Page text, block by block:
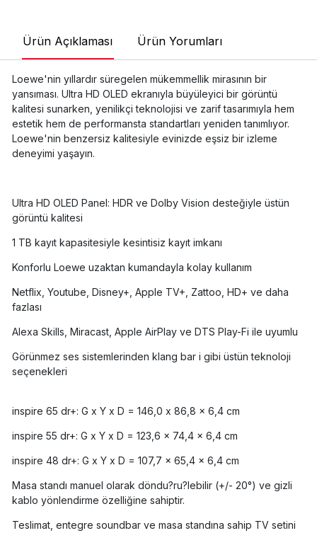
Ürün Açıklaması Ürün Yorumları
Loewe'nin yıllardır süregelen mükemmellik mirasının bir
yansıması. Ultra HD OLED ekranıyla büyüleyici bir görüntü
kalitesi sunarken, yenilikçi teknolojisi ve zarif tasarımıyla hem
estetik hem de performansta standartları yeniden tanımlıyor.
Loewe'nin benzersiz kalitesiyle evinizde eşsiz bir izleme
deneyimi yaşayın.
Ultra HD OLED Panel: HDR ve Dolby Vision desteğiyle üstün
görüntü kalitesi
1 TB kayıt kapasitesiyle kesintisiz kayıt imkanı
Konforlu Loewe uzaktan kumandayla kolay kullanım
Netflix, Youtube, Disney+, Apple TV+, Zattoo, HD+ ve daha
fazlası
Alexa Skills, Miracast, Apple AirPlay ve DTS Play-Fi ile uyumlu
Görünmez ses sistemlerinden klang bar i gibi üstün teknoloji
seçenekleri
inspire 65 dr+: G x Y x D = 146,0 x 86,8 x 6,4 cm
inspire 55 dr+: G x Y x D = 123,6 x 74,4 x 6,4 cm
inspire 48 dr+: G x Y x D = 107,7 x 65,4 x 6,4 cm
Masa standı manuel olarak döndu?ru?lebilir (+/- 20°) ve gizli
kablo yönlendirme özelliğine sahiptir.
Teslimat, entegre soundbar ve masa standına sahip TV setini